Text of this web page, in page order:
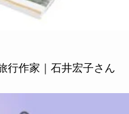
行作家｜石井宏子さん